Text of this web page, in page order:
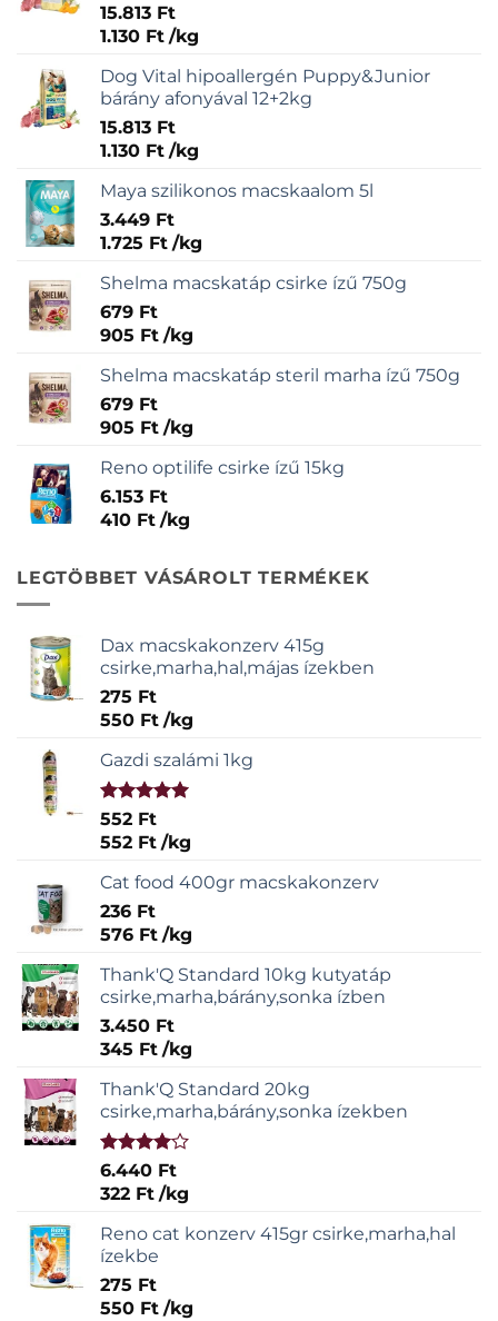
15.813 Ft
1.130 Ft /kg
Dog Vital hipoallergén Puppy&Junior
bárány afonyával 12+2kg
15.813 Ft
1.130 Ft /kg
Maya szilikonos macskaalom 5l
3.449 Ft
1.725 Ft /kg
Shelma macskatáp csirke ízű 750g
679 Ft
905 Ft /kg
Shelma macskatáp steril marha ízű 750g
679 Ft
905 Ft /kg
Reno optilife csirke ízű 15kg
6.153 Ft
410 Ft /kg
LEGTÖBBET VÁSÁROLT TERMÉKEK
Dax macskakonzerv 415g
csirke,marha,hal,májas ízekben
275 Ft
550 Ft /kg
Gazdi szalámi 1kg
Értékelés:
5.00/ 5
552 Ft
552 Ft /kg
Cat food 400gr macskakonzerv
236 Ft
576 Ft /kg
Thank'Q Standard 10kg kutyatáp
csirke,marha,bárány,sonka ízben
3.450 Ft
345 Ft /kg
Thank'Q Standard 20kg
csirke,marha,bárány,sonka ízekben
Értékelés:
4.00 / 5
6.440 Ft
322 Ft /kg
Reno cat konzerv 415gr csirke,marha,hal
ízekbe
275 Ft
550 Ft /kg